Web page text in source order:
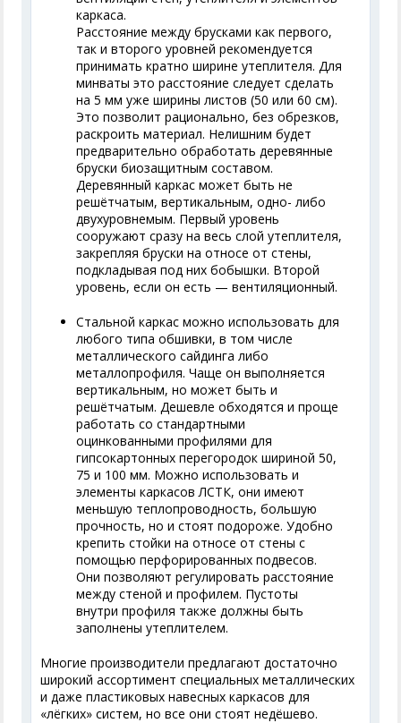
каркаса.
Расстояние между брусками как первого,
так и второго уровней рекомендуется
принимать кратно ширине утеплителя. Для
минваты это расстояние следует сделать
на 5 мм уже ширины листов (50 или 60 см).
Это позволит рационально, без обрезков,
раскроить материал. Нелишним будет
предварительно обработать деревянные
бруски биозащитным составом.
Деревянный каркас может быть не
решётчатым, вертикальным, одно- либо
двухуровнемым. Первый уровень
сооружают сразу на весь слой утеплителя,
закрепляя бруски на относе от стены,
подкладывая под них бобышки. Второй
уровень, если он есть — вентиляционный.
Стальной каркас можно использовать для
любого типа обшивки, в том числе
металлического сайдинга либо
металлопрофиля. Чаще он выполняется
вертикальным, но может быть и
решётчатым. Дешевле обходятся и проще
работать со стандартными
оцинкованными профилями для
гипсокартонных перегородок шириной 50,
75 и 100 мм. Можно использовать и
элементы каркасов ЛСТК, они имеют
меньшую теплопроводность, большую
прочность, но и стоят подороже. Удобно
крепить стойки на относе от стены с
помощью перфорированных подвесов.
Они позволяют регулировать расстояние
между стеной и профилем. Пустоты
внутри профиля также должны быть
заполнены утеплителем.
Многие производители предлагают достаточно
широкий ассортимент специальных металлических
и даже пластиковых навесных каркасов для
«лёгких» систем, но все они стоят недёшево.